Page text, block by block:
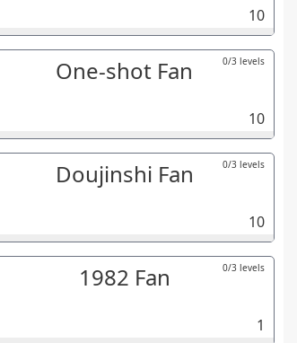
10
One-shot Fan 0/3 levels
10
Doujinshi Fan 0/3 levels
10
1982 Fan 0/3 levels
1